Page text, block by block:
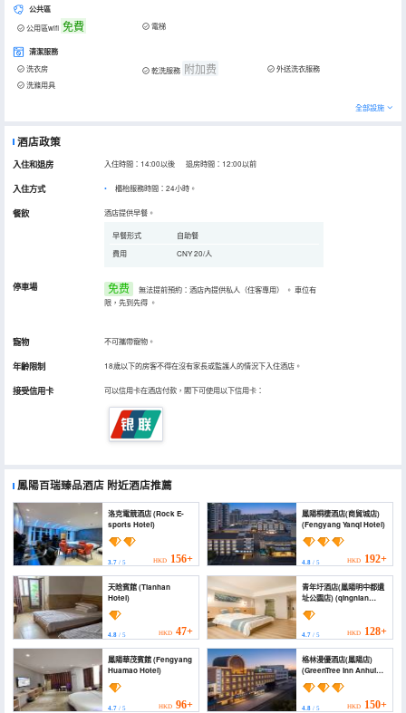
公共區
公用區wifi 免費 電梯
清潔服務
洗衣房 乾洗服務 附加费
外送洗衣服務
洗滌用具
全部設施
酒店政策
入住和退房 入住時間：14:00以後 退房時間：12:00以前
入住方式 櫃枱服務時間：24小時。
餐飲 酒店提供早餐。
早餐形式
自助餐
費用
CNY 20/人
停車場 免费 無法提前預約：酒店內提供私人（住客專用） 。 車位有
限，先到先得 。
寵物 不可攜帶寵物。
年齡限制 18歲以下的房客不得在沒有家長或監護人的情況下入住酒店。
接受信用卡 可以信用卡在酒店付款，閣下可使用以下信用卡：
鳳陽百瑞臻品酒店 附近酒店推薦
洛克電競酒店 (Rock E-
sports Hotel)
3.7 / 5 HKD 156+
鳳陽桐棲酒店(商貿城店)
(Fengyang Yanqi Hotel)
4.8/ 5 HKD 192+
天晗賓館 (Tianhan
Hotel)
4.8 / 5 HKD 47+
青年圩酒店(鳳陽明中都遺
址公園店) (qingnian
hotel)
4.7/ 5 HKD 128+
鳳陽華茂賓館 (Fengyang
Huamao Hotel)
4.7 / 5 HKD 96+
格林漫優酒店(鳳陽店)
(GreenTree Inn Anhui
Chuzhou Fengyang
Huangcheng Business
4.8/ 5 HKD 150+